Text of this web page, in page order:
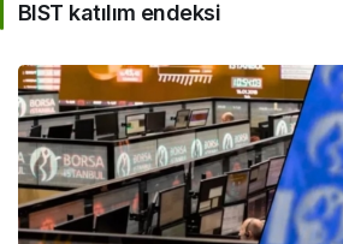
katılım
endeksi
Haberleri
BIST katılım endeksi